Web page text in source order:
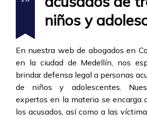
niños y
En nuestra web de abogados en
en la ciudad de Medellín, nos
brindar defensa legal a personas
de niños y adolescentes.
expertos en la materia se encarga
los acusados, así como a las